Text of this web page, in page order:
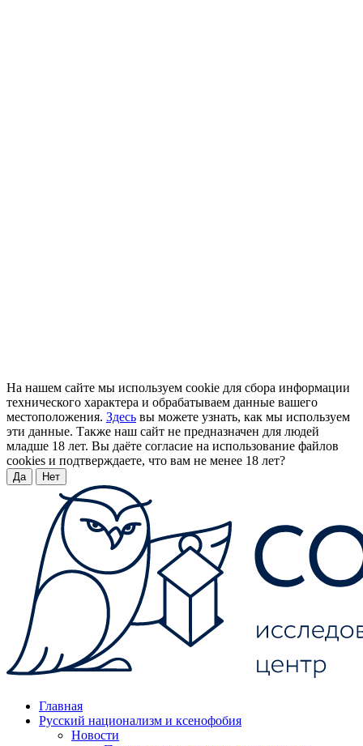
На нашем сайте мы используем cookie для сбора информации
технического характера и обрабатываем данные вашего
местоположения. Здесь вы можете узнать, как мы используем
эти данные. Также наш сайт не предназначен для людей
младше 18 лет. Вы даёте согласие на использование файлов
cookies и подтверждаете, что вам не менее 18 лет?
Да Нет
Главная
Русский национализм и ксенофобия
Новости